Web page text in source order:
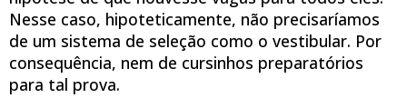
Nesse caso, hipoteticamente, não precisaríamos
de um sistema de seleção como o vestibular. Por
consequência, nem de cursinhos preparatórios
para tal prova.